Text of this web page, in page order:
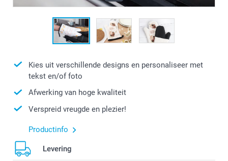
Kies uit verschillende designs en personaliseer met
tekst en/of foto
Afwerking van hoge kwaliteit
Verspreid vreugde en plezier!
Productinfo
Levering